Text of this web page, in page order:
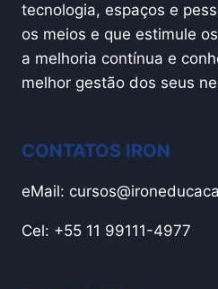
tecnologia, espaços e
os meios e que estimule
a melhoria contínua e
melhor gestão dos seus
CONTATOS IRON
eMail:
Cel: +55 11 99111-4977